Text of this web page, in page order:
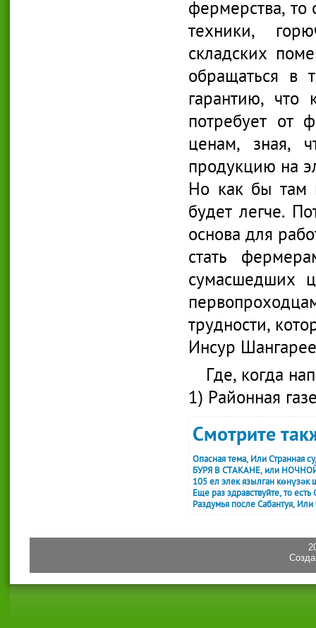
фермерства, то
техники,
складских
обращаться в
гарантию, что
потребует от
ценам, зная,
продукцию на
Но как бы там
будет легче.
основа для
стать
сумасшедших
трудности,
Инсур
Где, когда
1) Районная
Смотрите
Опасная тема, Или Странная
БУРЯ В СТАКАНЕ, или
105 ел элек язылган көнүзәк
Еще раз здравствуйте, то
Раздумья после Сабантуя,